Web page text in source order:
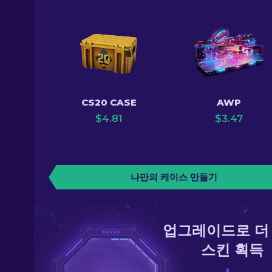
CS20 CASE
$4.81
AWP
$3.47
나만의 케이스 만들기
업그레이드로
스킨 획득